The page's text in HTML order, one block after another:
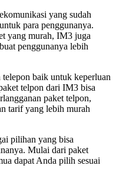
yang sudah
para penggunanya.
yang murah, IM3 juga
penggunanya lebih
baik untuk keperluan
telpon dari IM3 bisa
paket telpon,
tarif yang lebih murah
pilihan yang bisa
Mulai dari paket
dapat Anda pilih sesuai